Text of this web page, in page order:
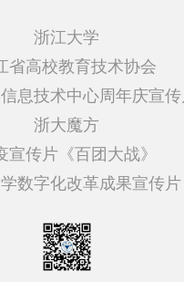
浙江大学
省高校教育技术协会
息技术中心周年庆宣
浙大魔方
宣传片《百团大战》
数字化改革成果宣传片